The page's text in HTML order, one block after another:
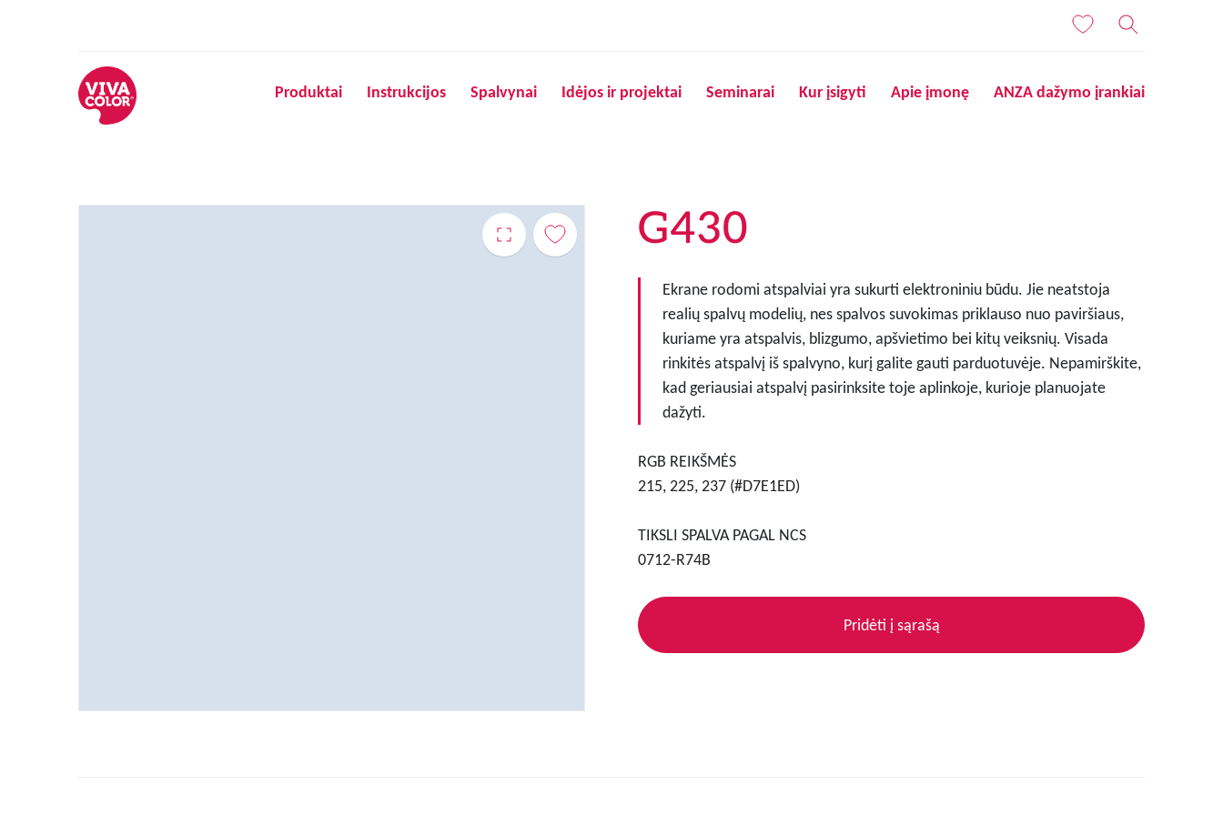
Produktai Instrukcijos Spalvynai Idėjos ir projektai Seminarai Kur įsigyti Apie įmonę ANZA dažymo įrankiai
G430
Ekrane rodomi atspalviai yra sukurti elektroniniu būdu. Jie neatstoja
realių spalvų modelių, nes spalvos suvokimas priklauso nuo paviršiaus,
kuriame yra atspalvis, blizgumo, apšvietimo bei kitų veiksnių. Visada
rinkitės atspalvį iš spalvyno, kurį galite gauti parduotuvėje. Nepamirškite,
kad geriausiai atspalvį pasirinksite toje aplinkoje, kurioje planuojate
dažyti.
RGB REIKŠMĖS
215, 225, 237 (#D7E1ED)
TIKSLI SPALVA PAGAL NCS
0712-R74B
Pridėti į sąrašą